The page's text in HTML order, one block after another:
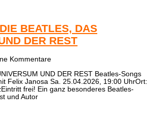
BEATLES, DAS
DER REST
Kommentare
UND DER REST Beatles-Songs
Felix Janosa Sa. 25.04.2026, 19:00 UhrOrt:
frei! Ein ganz besonderes Beatles-
und Autor